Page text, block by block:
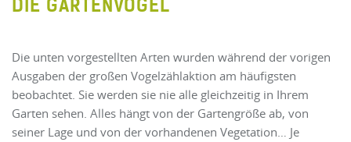
DIE GARTENVÖGEL
Die unten vorgestellten Arten wurden während der vorigen
Ausgaben der großen Vogelzählaktion am häufigsten
beobachtet. Sie werden sie nie alle gleichzeitig in Ihrem
Garten sehen. Alles hängt von der Gartengröße ab, von
seiner Lage und von der vorhandenen Vegetation… Je